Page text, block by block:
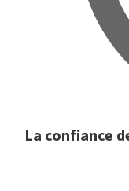
La confiance